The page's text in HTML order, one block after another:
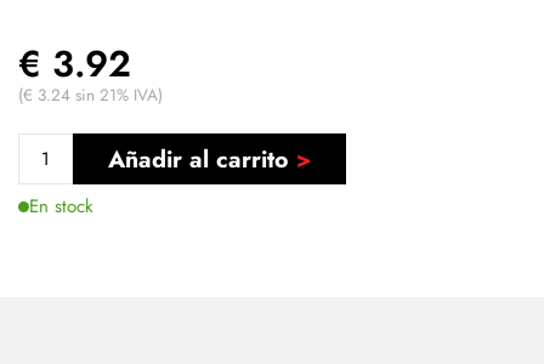
€ 3.92
(€ 3.24 sin 21% IVA)
Añadir al carrito
En stock